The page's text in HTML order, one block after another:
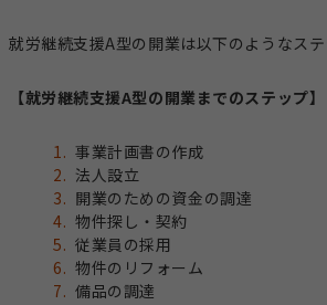
就労継続支援A型の開業は以下のようなステ
【就労継続支援A型の開業までのステップ】
事業計画書の作成
法人設立
開業のための資金の調達
物件探し・契約
従業員の採用
物件のリフォーム
備品の調達